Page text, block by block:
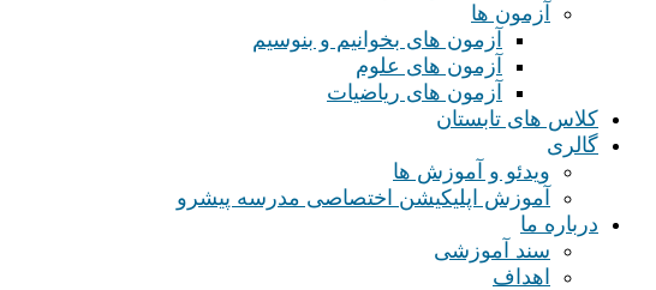
آزمون ها
آزمون های بخوانیم و بنوسیم
آزمون های علوم
آزمون های ریاضیات
کلاس های تابستان
گالری
ویدئو و آموزش ها
آموزش اپلیکیشن اختصاصی مدرسه پیشرو
درباره ما
سند آموزشی
اهداف